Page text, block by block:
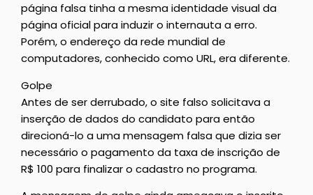
página falsa tinha a mesma identidade visual da
página oficial para induzir o internauta a erro.
Porém, o endereço da rede mundial de
computadores, conhecido como URL, era diferente.
Golpe
Antes de ser derrubado, o site falso solicitava a
inserção de dados do candidato para então
direcioná-lo a uma mensagem falsa que dizia ser
necessário o pagamento da taxa de inscrição de
R$ 100 para finalizar o cadastro no programa.